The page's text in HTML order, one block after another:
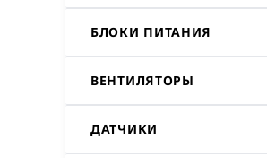
БЛОКИ ПИТАНИЯ
ВЕНТИЛЯТОРЫ
ДАТЧИКИ